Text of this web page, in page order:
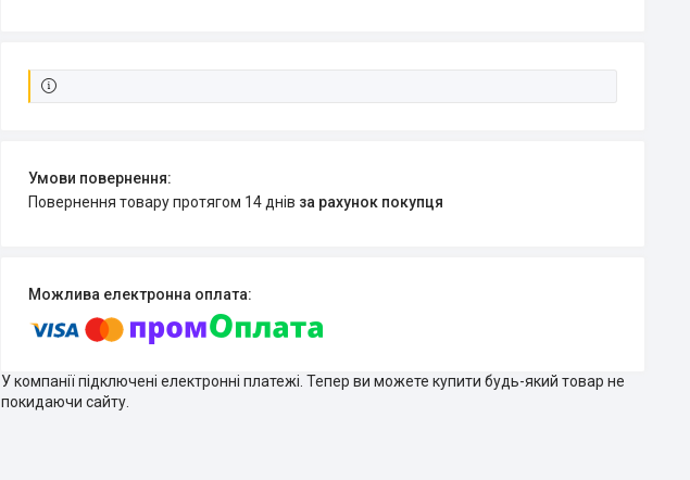
повернення товару протягом 14 днів за рахунок покупця
У компанії підключені електронні платежі. Тепер ви можете купити будь-який товар не
покидаючи сайту.